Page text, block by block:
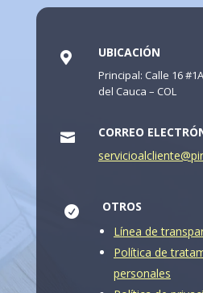
 UBICACIÓN
Principal: Calle 16
del Cauca – COL

CORREO

OTROS
Línea de
Política de
personales